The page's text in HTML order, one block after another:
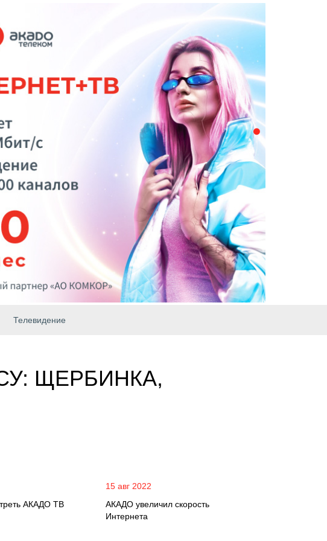
Телевидение
ЩЕРБИНКА,
АКАДО ТВ
15 авг 2022
АКАДО увеличил скорость
Интернета